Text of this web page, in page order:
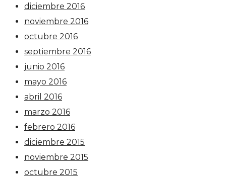
diciembre 2016
noviembre 2016
octubre 2016
septiembre 2016
junio 2016
mayo 2016
abril 2016
marzo 2016
febrero 2016
diciembre 2015
noviembre 2015
octubre 2015